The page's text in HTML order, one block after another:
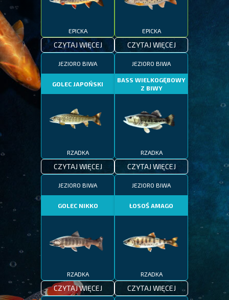
EPICKA
CZYTAJ WIĘCEJ
EPICKA
CZYTAJ WIĘCEJ
JEZIORO BIWA
GOLEC JAPOŃSKI
RZADKA
CZYTAJ WIĘCEJ
JEZIORO BIWA
BASS WIELKOGĘBOWY
Z BIWY
RZADKA
CZYTAJ WIĘCEJ
JEZIORO BIWA
GOLEC NIKKO
RZADKA
CZYTAJ WIĘCEJ
JEZIORO BIWA
ŁOSOŚ AMAGO
RZADKA
CZYTAJ WIĘCEJ